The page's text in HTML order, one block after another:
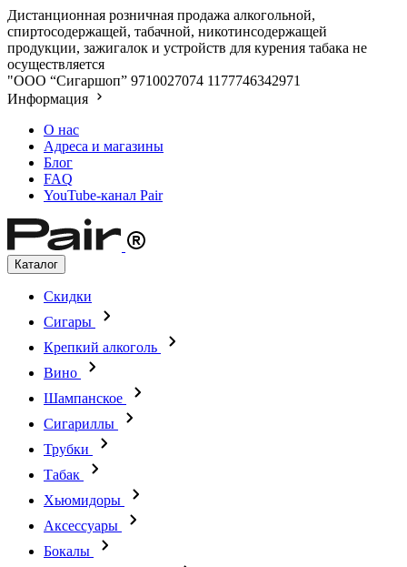
Дистанционная розничная продажа алкогольной,
спиртосодержащей, табачной, никотинсодержащей
продукции, зажигалок и устройств для курения табака не
осуществляется
"ООО “Сигаршоп” 9710027074 1177746342971
Информация
О нас
Адреса и магазины
Блог
FAQ
YouTube-канал Pair
Каталог
Скидки
Сигары
Крепкий алкоголь
Вино
Шампанское
Сигариллы
Трубки
Табак
Хьюмидоры
Аксессуары
Бокалы